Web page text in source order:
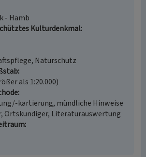
- Hamb
Kulturdenkmal
Naturschutz
als 1:20.000)
kartierung, mündliche Hinweise
Ortskundiger, Literaturauswertung